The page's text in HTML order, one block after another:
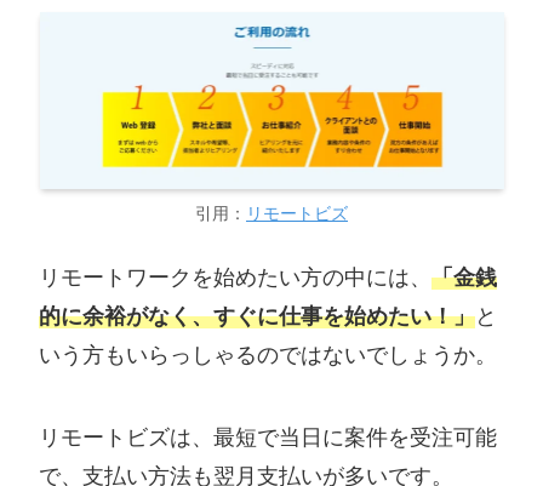
引用： リモートビズ
リモートワークを始めたい方の中には、「金銭
的に余裕がなく、すぐに仕事を始めたい！」と
いう方もいらっしゃるのではないでしょうか。
リモートビズは、最短で当日に案件を受注可能
で、支払い方法も翌月支払いが多いです。